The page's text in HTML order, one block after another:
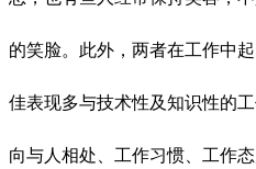
的笑脸。此外，两者在工作中
佳表现多与技术性及知识性的
向与人相处、工作习惯、工作